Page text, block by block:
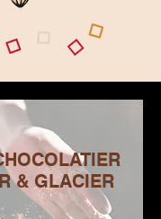
& GLACIER